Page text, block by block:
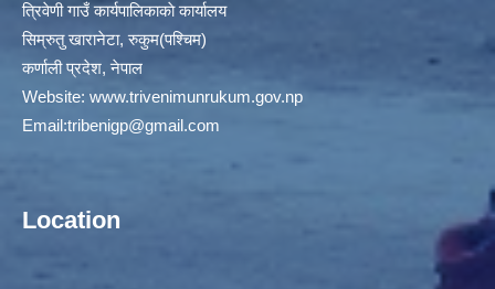
त्रिवेणी गाउँ कार्यपालिकाकाे कार्यालय
सिम्रुतु खारानेटा, रुकुम(पश्‍चिम)
कर्णाली प्रदेश, नेपाल
Website: www.trivenimunrukum.gov.np
Email:tribenigp@gmail.com
Location